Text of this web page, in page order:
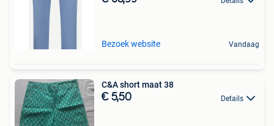
Bezoek website Vandaag
C&A short maat 38
€ 5,50 Details